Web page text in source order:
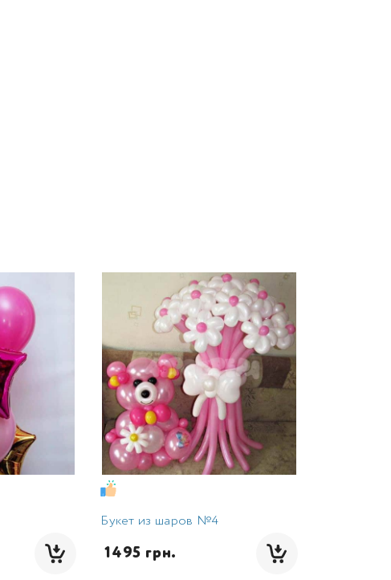
Букет из шаров №4
1495 грн.